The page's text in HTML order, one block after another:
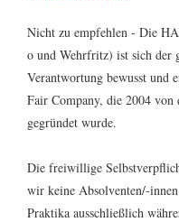
Nicht zu empfehlen - Die
o und Wehrfritz) ist sich der
Verantwortung bewusst und
Fair Company, die 2004 von
gegründet wurde.
Die freiwillige
wir keine Absolventen/-
Praktika ausschließlich